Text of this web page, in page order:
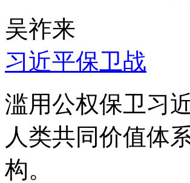
吴祚来
习近平保卫战
滥用公权保卫习
人类共同价值体
构。